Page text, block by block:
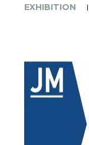
EXHIBITION